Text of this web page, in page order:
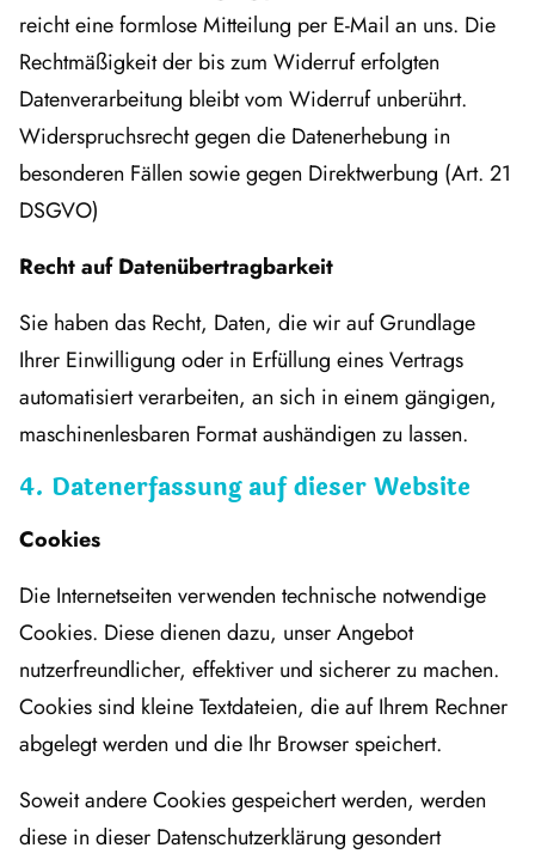
reicht eine formlose Mitteilung per E-Mail an uns. Die
Rechtmäßigkeit der bis zum Widerruf erfolgten
Datenverarbeitung bleibt vom Widerruf unberührt.
Widerspruchsrecht gegen die Datenerhebung in
besonderen Fällen sowie gegen Direktwerbung (Art. 21
DSGVO)
Recht auf Datenübertragbarkeit
Sie haben das Recht, Daten, die wir auf Grundlage
Ihrer Einwilligung oder in Erfüllung eines Vertrags
automatisiert verarbeiten, an sich in einem gängigen,
maschinenlesbaren Format aushändigen zu lassen.
4. Datenerfassung auf dieser Website
Cookies
Die Internetseiten verwenden technische notwendige
Cookies. Diese dienen dazu, unser Angebot
nutzerfreundlicher, effektiver und sicherer zu machen.
Cookies sind kleine Textdateien, die auf Ihrem Rechner
abgelegt werden und die Ihr Browser speichert.
Soweit andere Cookies gespeichert werden, werden
diese in dieser Datenschutzerklärung gesondert